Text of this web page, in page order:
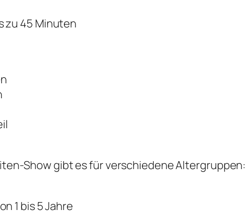
zu 45 Minuten
Show gibt es für verschiedene Altergruppen:
1 bis 5 Jahre